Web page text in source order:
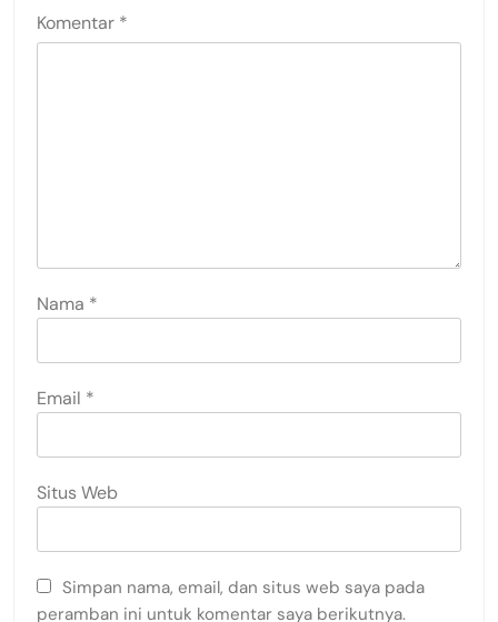
Komentar *
Nama *
Email *
Situs Web
Simpan nama, email, dan situs web saya pada
peramban ini untuk komentar saya berikutnya.